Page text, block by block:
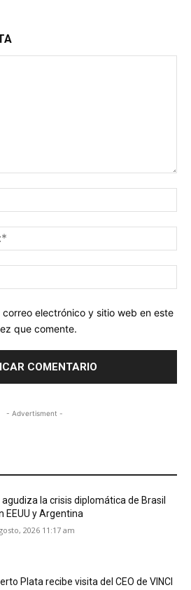
correo electrónico y sitio web en este
que comente.
- Advertisment -
agudiza la crisis diplomática de Brasil
EEUU y Argentina
2026 11:17 am
Plata recibe visita del CEO de VINCI